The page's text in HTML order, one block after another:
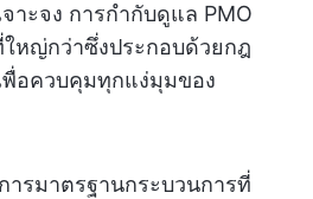
าะจง การกำกับดูแล PMO
ใหญ่กว่าซึ่งประกอบด้วยกฎ
พื่อควบคุมทุกแง่มุมของ
ารมาตรฐานกระบวนการที่